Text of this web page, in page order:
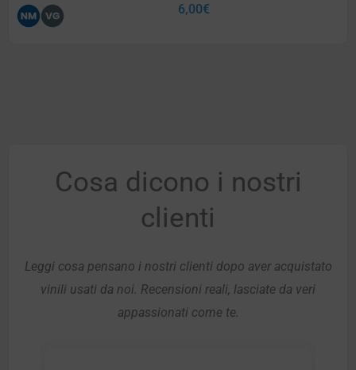
6,00€
Cosa dicono i nostri
clienti
Leggi cosa pensano i nostri clienti dopo aver acquistato
vinili usati da noi. Recensioni reali, lasciate da veri
appassionati come te.